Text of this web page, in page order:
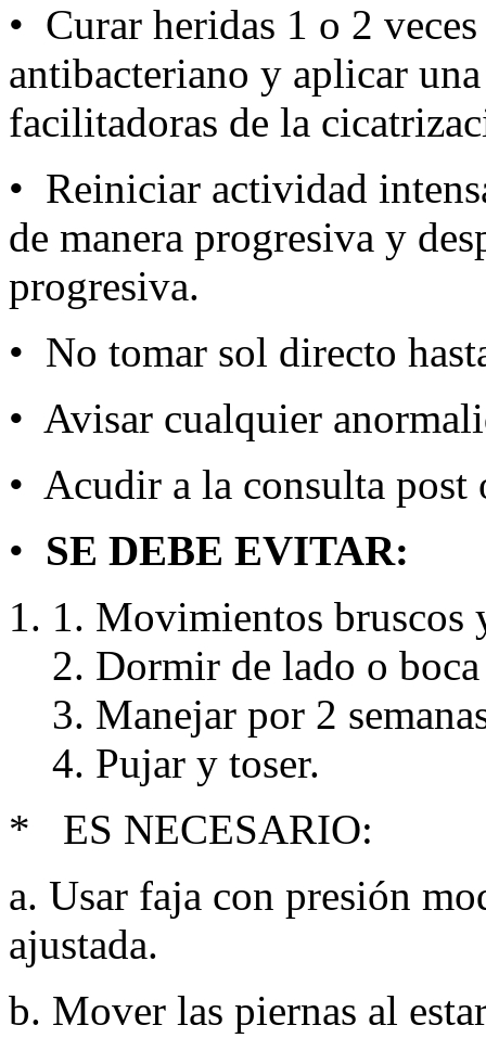
• Curar heridas 1 o 2
antibacteriano y aplicar
facilitadoras de la
• Reiniciar actividad
de manera progresiva y
progresiva.
• No tomar sol directo
• Avisar cualquier
• Acudir a la consulta post
• SE DEBE EVITAR:
Movimientos bruscos
Dormir de lado o
Manejar por 2
Pujar y toser.
* ES NECESARIO:
a. Usar faja con presión
ajustada.
b. Mover las piernas al